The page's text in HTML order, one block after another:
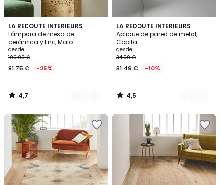
LA REDOUTE INTERIEURS
Lámpara de mesa de
cerámica y lino, Malo
desde
109.00 €
81.75 € -25%
4,7
/ 5
3
Colores
4,7
/
LA REDOUTE INTERIEURS
Aplique de pared de metal,
Copita
desde
34.99 €
31.49 € -10%
4,5
/ 5
7
Colores
4,5
/